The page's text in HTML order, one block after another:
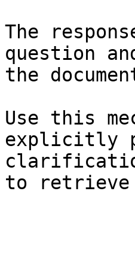
The
question
the
Use this
explicitly